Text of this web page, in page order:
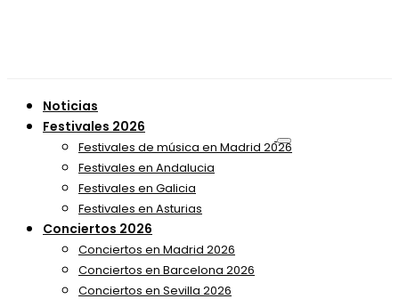
Noticias
Festivales 2026
Festivales de música en Madrid 2026
Festivales en Andalucia
Festivales en Galicia
Festivales en Asturias
Conciertos 2026
Conciertos en Madrid 2026
Conciertos en Barcelona 2026
Conciertos en Sevilla 2026